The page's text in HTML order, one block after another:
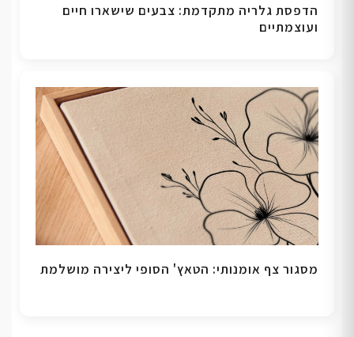
הדפסת גלריה מתקדמת: צבעים שישארו חיים
ועוצמתיים
מסגור צף אומנותי: הטאץ' הסופי ליצירה מושלמת